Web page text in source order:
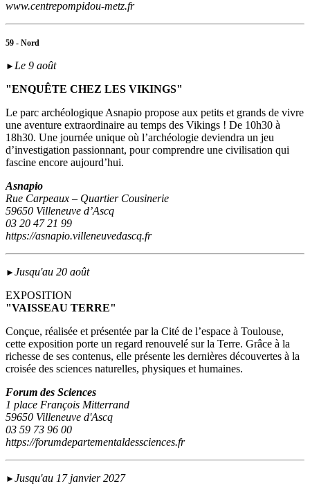
www.centrepompidou-metz.fr
59 - Nord
► Le 9 août
"ENQUÊTE CHEZ LES VIKINGS"
Le parc archéologique Asnapio propose aux petits et grands de vivre
une aventure extraordinaire au temps des Vikings ! De 10h30 à
18h30. Une journée unique où l’archéologie deviendra un jeu
d’investigation passionnant, pour comprendre une civilisation qui
fascine encore aujourd’hui.
Asnapio
Rue Carpeaux – Quartier Cousinerie
59650 Villeneuve d’Ascq
03 20 47 21 99
https://asnapio.villeneuvedascq.fr
► Jusqu'au 20 août
EXPOSITION
"VAISSEAU TERRE"
Conçue, réalisée et présentée par la Cité de l’espace à Toulouse,
cette exposition porte un regard renouvelé sur la Terre. Grâce à la
richesse de ses contenus, elle présente les dernières découvertes à la
croisée des sciences naturelles, physiques et humaines.
Forum des Sciences
1 place François Mitterrand
59650 Villeneuve d'Ascq
03 59 73 96 00
https://forumdepartementaldessciences.fr
► Jusqu'au 17 janvier 2027